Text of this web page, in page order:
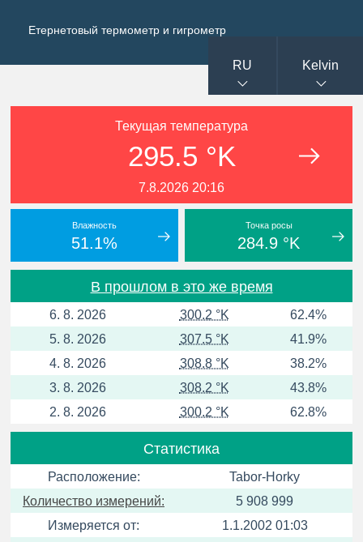
Eтернетовый термометр и гигрометр
RU Kelvin
Текущая температура
295.5 °K
7.8.2026 20:16
Влажность
51.1%
Точка росы
284.9 °K
В прошлом в это же время
6. 8. 2026 300.2 °K
62.4%
5. 8. 2026
307.5 °K
41.9%
4. 8. 2026
308.8 °K
38.2%
3. 8. 2026
308.2 °K
43.8%
2. 8. 2026
300.2 °K 62.8%
Статистика
Расположение:
Tabor-Horky
Количество измерений:
5 908 999
Измеряется от:
1.1.2002 01:03